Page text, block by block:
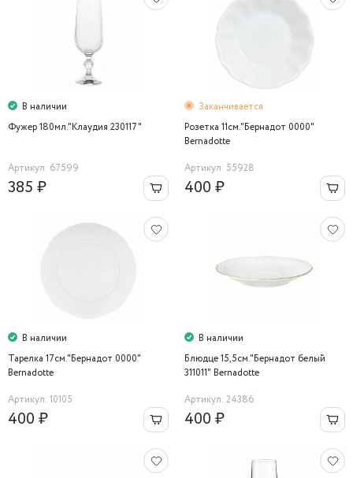
В наличии
Фужер 180мл."Клаудия 230117"
Артикул: 67599
385 ₽
Заканчивается
Розетка 11cм."Бернадот 0000"
Bernadotte
Артикул: 55928
400 ₽
В наличии
Тарелка 17см."Бернадот 0000"
Bernadotte
Артикул: 10105
400 ₽
В наличии
Блюдце 15,5cм."Бернадот белый
311011" Bernadotte
Артикул: 24386
400 ₽